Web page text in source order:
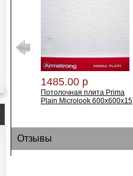
1485.00 р
Потолочная плита Prima
Plain Microlook 600х600х15
Отзывы